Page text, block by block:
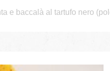
e baccalà al tartufo nero